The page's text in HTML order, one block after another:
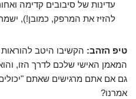
עדינות של סיבובים קדימה
להזיז את המרפק, כמובן!),
טיפ הזהב: הקשיבו היטב
המאמן האישי שלכם לדרך הזו,
גם אם אתם מרגישים שאתם
אמרנו?